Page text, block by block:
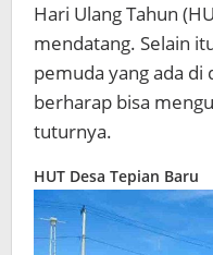
Hari Ulang Tahun
mendatang. Selain
pemuda yang ada di
berharap bisa
tuturnya.
HUT Desa Tepian Baru